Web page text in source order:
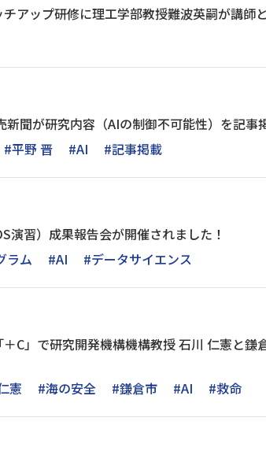
アップ研修に理工学部教授難波英嗣が講師
聞が研究内容（AIの制御不可能性）を記事
#平野 晋 #AI #記事掲載
演習）成果報告会が開催されました！
ラム
#AI #データサイエンス
C」で研究開発機構機構教授 石川 仁憲と
憲 #海の安全 #鎌倉市 #AI #救命